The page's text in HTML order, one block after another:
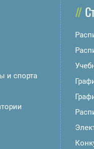
и спорта